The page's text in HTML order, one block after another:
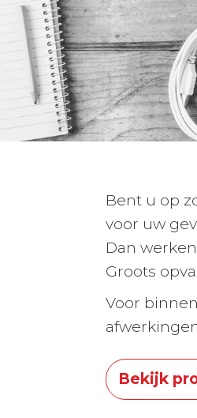
Bent u op
voor uw
Dan
Groots
Voor
Bekijk